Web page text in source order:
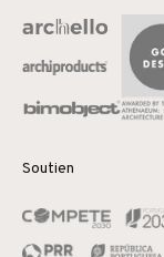
Soutien